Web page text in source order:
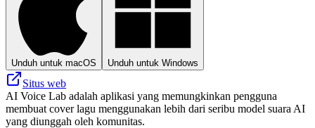
Unduh untuk macOS Unduh untuk Windows
Situs web
AI Voice Lab adalah aplikasi yang memungkinkan pengguna
membuat cover lagu menggunakan lebih dari seribu model suara AI
yang diunggah oleh komunitas.